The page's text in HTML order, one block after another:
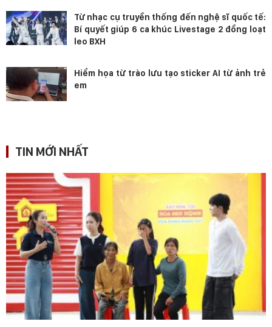
Từ nhạc cụ truyền thống đến nghệ sĩ quốc tế:
Bí quyết giúp 6 ca khúc Livestage 2 đồng loạt
leo BXH
Hiểm họa từ trào lưu tạo sticker AI từ ảnh trẻ
em
TIN MỚI NHẤT